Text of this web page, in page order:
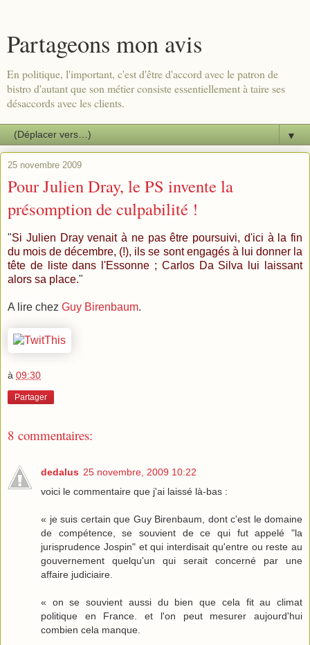
Partageons mon avis
En politique, l'important, c'est d'être d'accord avec le patron de
bistro d'autant que son métier consiste essentiellement à taire ses
désaccords avec les clients.
▼
25 novembre 2009
Pour Julien Dray, le PS invente la
présomption de culpabilité !
"Si Julien Dray venait à ne pas être poursuivi, d'ici à la fin
du mois de décembre, (!), ils se sont engagés à lui donner la
tête de liste dans l'Essonne ; Carlos Da Silva lui laissant
alors sa place."
A lire chez Guy Birenbaum.
à 09:30
Partager
8 commentaires:
dedalus 25 novembre, 2009 10:22
voici le commentaire que j'ai laissé là-bas :
« je suis certain que Guy Birenbaum, dont c'est le domaine
de compétence, se souvient de ce qui fut appelé "la
jurisprudence Jospin" et qui interdisait qu'entre ou reste au
gouvernement quelqu'un qui serait concerné par une
affaire judiciaire.
« on se souvient aussi du bien que cela fit au climat
politique en France. et l'on peut mesurer aujourd'hui
combien cela manque.